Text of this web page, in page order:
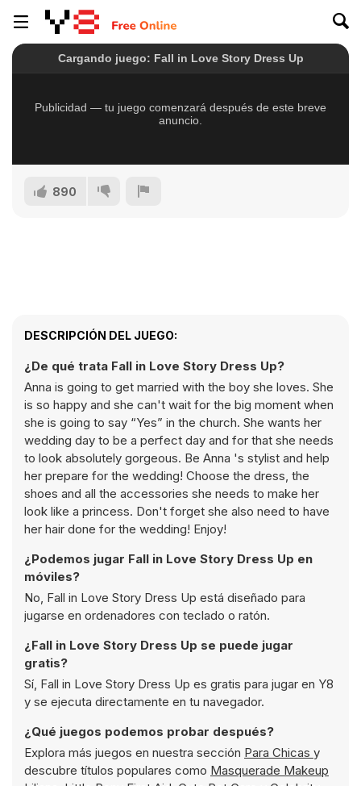
890
DESCRIPCIÓN DEL JUEGO:
¿De qué trata Fall in Love Story Dress Up?
Anna is going to get married with the boy she loves. She
is so happy and she can't wait for the big moment when
she is going to say “Yes” in the church. She wants her
wedding day to be a perfect day and for that she needs
to look absolutely gorgeous. Be Anna 's stylist and help
her prepare for the wedding! Choose the dress, the
shoes and all the accessories she needs to make her
look like a princess. Don't forget she also need to have
her hair done for the wedding! Enjoy!
¿Podemos jugar Fall in Love Story Dress Up en
móviles?
No, Fall in Love Story Dress Up está diseñado para
jugarse en ordenadores con teclado o ratón.
¿Fall in Love Story Dress Up se puede jugar
gratis?
Sí, Fall in Love Story Dress Up es gratis para jugar en Y8
y se ejecuta directamente en tu navegador.
¿Qué juegos podemos probar después?
Explora más juegos en nuestra sección Para Chicas y
descubre títulos populares como Masquerade Makeup